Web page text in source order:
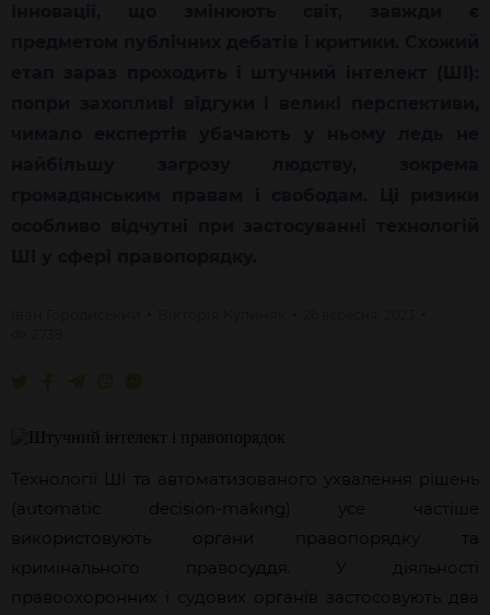
Технології ШІ та автоматизованого ухвалення
рішень
(automatic decision-making)
усе частіше
використовують органи правопорядку та
кримінального правосуддя. У діяльності
правоохоронних і
судових органів застосовують два